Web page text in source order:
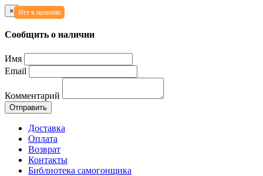
×
Сообщить о наличии
Имя
Email
Комментарий
Отправить
Доставка
Оплата
Возврат
Контакты
Библиотека самогонщика
Нет в наличии